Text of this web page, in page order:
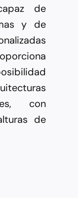
de
y de
con
de